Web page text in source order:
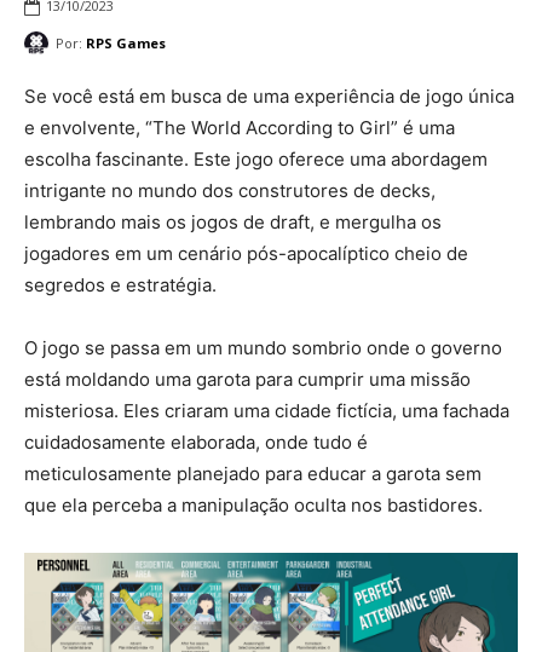
13/10/2023
Por: RPS Games
Se você está em busca de uma experiência de jogo única
e envolvente, “The World According to Girl” é uma
escolha fascinante. Este jogo oferece uma abordagem
intrigante no mundo dos construtores de decks,
lembrando mais os jogos de draft, e mergulha os
jogadores em um cenário pós-apocalíptico cheio de
segredos e estratégia.
O jogo se passa em um mundo sombrio onde o governo
está moldando uma garota para cumprir uma missão
misteriosa. Eles criaram uma cidade fictícia, uma fachada
cuidadosamente elaborada, onde tudo é
meticulosamente planejado para educar a garota sem
que ela perceba a manipulação oculta nos bastidores.